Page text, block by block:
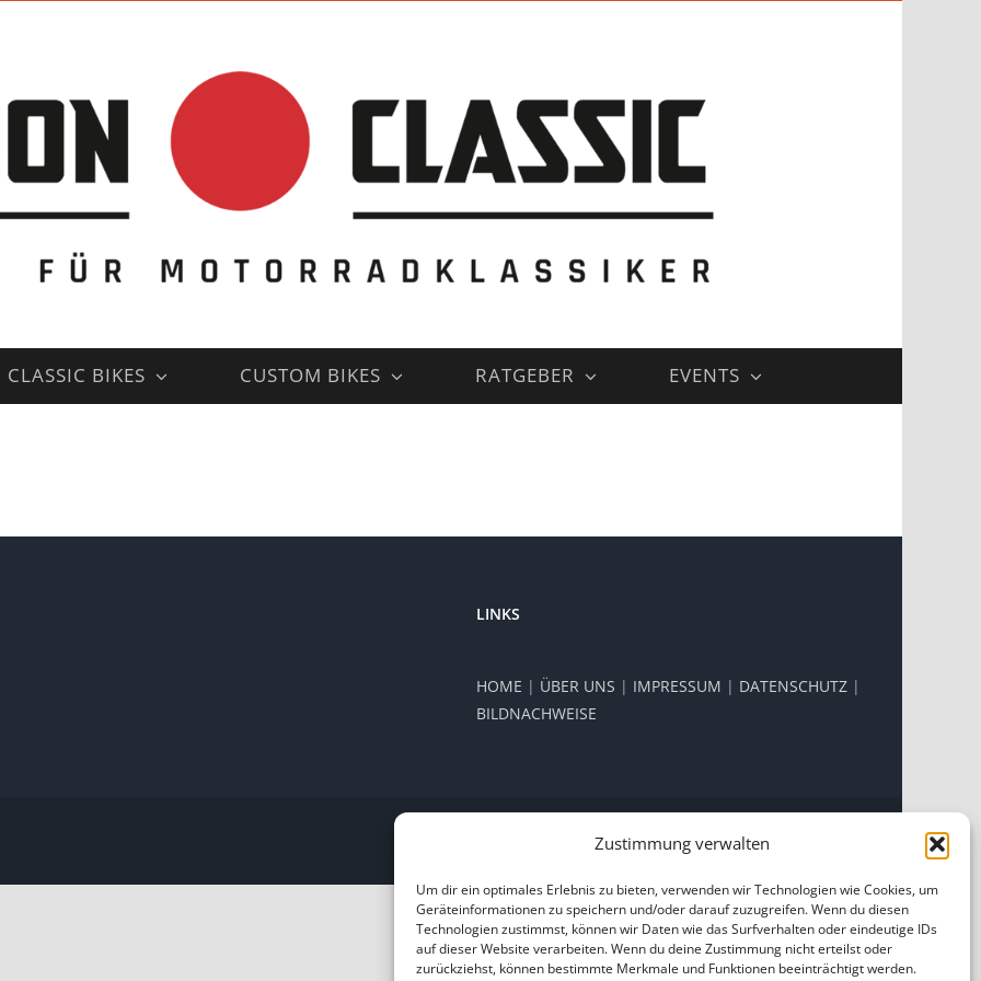
Zustimmung verwalten
Um dir ein optimales Erlebnis zu bieten, verwenden wir Technologien wie Cookies, um
Geräteinformationen zu speichern und/oder darauf zuzugreifen. Wenn du diesen
Technologien zustimmst, können wir Daten wie das Surfverhalten oder eindeutige IDs
auf dieser Website verarbeiten. Wenn du deine Zustimmung nicht erteilst oder
zurückziehst, können bestimmte Merkmale und Funktionen beeinträchtigt werden.
CLASSIC BIKES CUSTOM BIKES RATGEBER EVENTS
LINKS
HOME | ÜBER UNS | IMPRESSUM | DATENSCHUTZ |
BILDNACHWEISE
Instagram